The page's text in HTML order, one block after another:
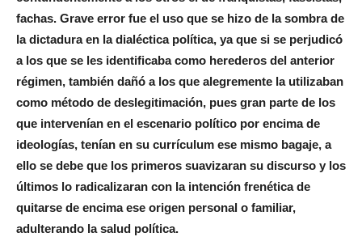
fachas. Grave error fue el uso que se hizo de la sombra de
la dictadura en la dialéctica política, ya que si se perjudicó
a los que se les identificaba como herederos del anterior
régimen, también dañó a los que alegremente la utilizaban
como método de deslegitimación, pues gran parte de los
que intervenían en el escenario político por encima de
ideologías, tenían en su currículum ese mismo bagaje, a
ello se debe que los primeros suavizaran su discurso y los
últimos lo radicalizaran con la intención frenética de
quitarse de encima ese origen personal o familiar,
adulterando la salud política.